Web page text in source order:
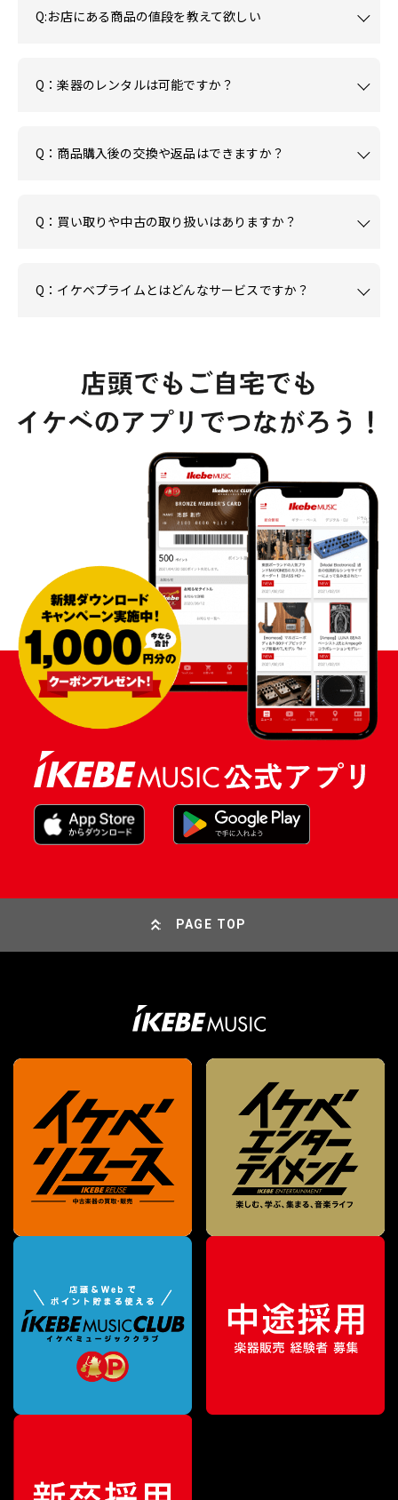
Q:お店にある商品の値段を教えて欲しい
Q：楽器のレンタルは可能ですか？
Q：商品購入後の交換や返品はできますか？
Q：買い取りや中古の取り扱いはありますか？
Q：イケベプライムとはどんなサービスですか？
PAGE TOP